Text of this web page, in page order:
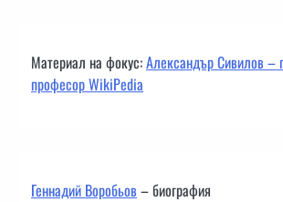
Материал на фокус:Александър Сивилов –
професор WikiPedia
Геннадий Воробьов– биография